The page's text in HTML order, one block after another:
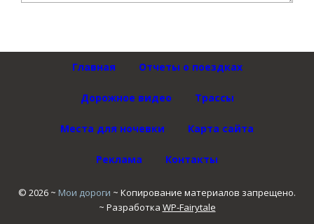
Главная Отчеты о поездках
Дорожное видео Трассы
Места для ночевки Карта сайта
Реклама Контакты
© 2026 ~ Мои дороги ~ Копирование материалов запрещено.
~ Разработка WP-Fairytale